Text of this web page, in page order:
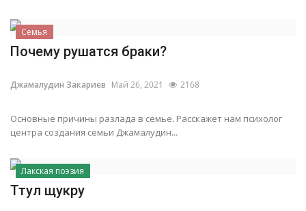
Семья
Почему рушатся браки?
Джамалудин Закариев Май 26, 2021 2168
Основные причины разлада в семье. Расскажет нам психолог
центра создания семьи Джамалудин...
Лакская поэзия
Ттул щукру